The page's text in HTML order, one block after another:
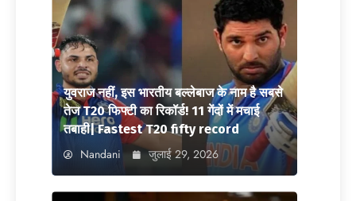
युवराज नहीं, इस भारतीय बल्लेबाज के नाम है सबसे
तेज T20 फिफ्टी का रिकॉर्ड! 11 गेंदों में मचाई
तबाही| Fastest T20 fifty record
Nandani जुलाई 29, 2026